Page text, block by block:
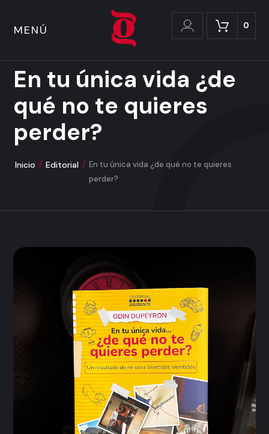
MENÚ 0
En tu única vida ¿de
qué no te quieres
perder?
Inicio / Editorial / En tu única vida ¿de qué no te quieres
perder?